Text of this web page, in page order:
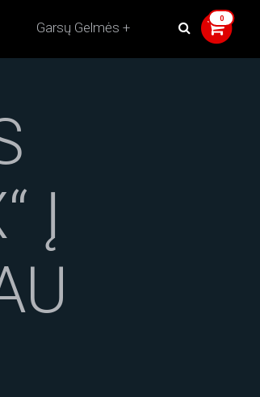
Garsų Gelmės
Į